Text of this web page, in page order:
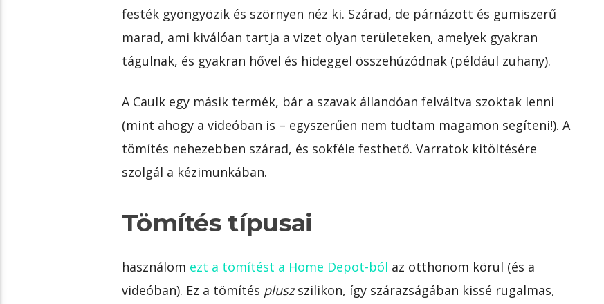
festék gyöngyözik és szörnyen néz ki. Szárad, de párnázott és gumiszerű
marad, ami kiválóan tartja a vizet olyan területeken, amelyek gyakran
tágulnak, és gyakran hővel és hideggel összehúzódnak (például zuhany).
A Caulk egy másik termék, bár a szavak állandóan felváltva szoktak lenni
(mint ahogy a videóban is – egyszerűen nem tudtam magamon segíteni!). A
tömítés nehezebben szárad, és sokféle festhető. Varratok kitöltésére
szolgál a kézimunkában.
Tömítés típusai
használom ezt a tömítést a Home Depot-ból az otthonom körül (és a
videóban). Ez a tömítés pluszszilikon, így szárazságában kissé rugalmas,